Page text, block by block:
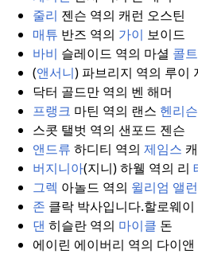
줄리 젠슨 역의 캐런 오스틴
매튜 반즈 역의 가이 보이드
바비 슬레이드 역의 마셜 콜트
(앤서니) 파브리지 역의 루이
닥터 골드만 역의 벤 해머
프랭크 마틴 역의 랜스 헨리슨
스콧 탤벗 역의 샌포드 젠슨
앤드류 하디티 역의 제임스
버지니아(지니) 하웰 역의 리
그렉 아놀드 역의 윌리엄 앨런
존 클락 박사입니다.할로웨이
댄 히슬란 역의 마이클 돈
에이린 에이버리 역의 다이